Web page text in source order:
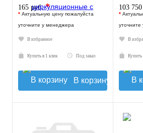
165 руб.*
* Актуальную цену пожалуйста
уточните у менеджера
В избранное
Купить в 1 клик Под заказ
В корзину
103
*
В
Купить